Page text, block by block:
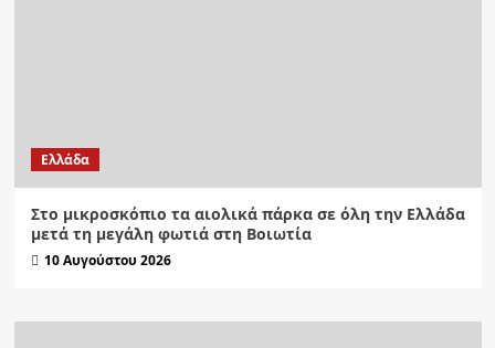
Ελλάδα
Στο μικροσκόπιο τα αιολικά πάρκα σε όλη την Ελλάδα
μετά τη μεγάλη φωτιά στη Βοιωτία
10 Αυγούστου 2026